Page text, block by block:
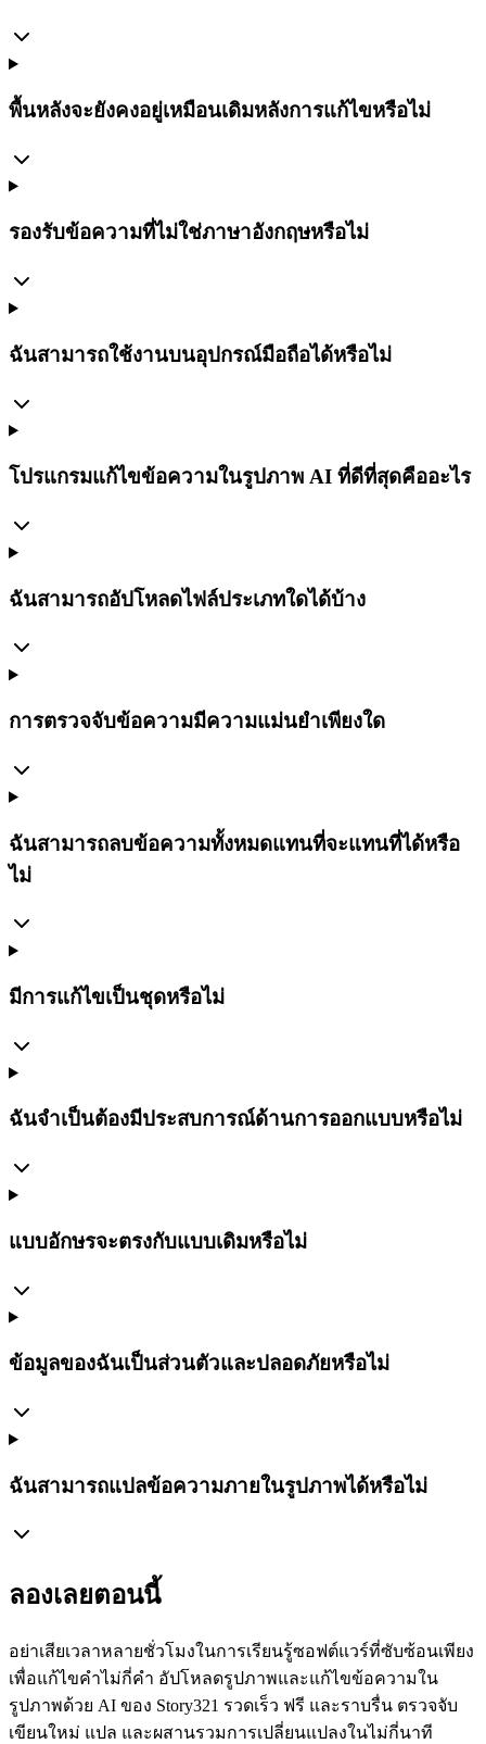
พื้นหลังจะยังคงอยู่เหมือนเดิมหลังการแก้ไขหรือไม่
รองรับข้อความที่ไม่ใช่ภาษาอังกฤษหรือไม่
ฉันสามารถใช้งานบนอุปกรณ์มือถือได้หรือไม่
โปรแกรมแก้ไขข้อความในรูปภาพ AI ที่ดีที่สุดคืออะไร
ฉันสามารถอัปโหลดไฟล์ประเภทใดได้บ้าง
การตรวจจับข้อความมีความแม่นยำเพียงใด
ฉันสามารถลบข้อความทั้งหมดแทนที่จะแทนที่ได้หรือ
ไม่
มีการแก้ไขเป็นชุดหรือไม่
ฉันจำเป็นต้องมีประสบการณ์ด้านการออกแบบหรือไม่
แบบอักษรจะตรงกับแบบเดิมหรือไม่
ข้อมูลของฉันเป็นส่วนตัวและปลอดภัยหรือไม่
ฉันสามารถแปลข้อความภายในรูปภาพได้หรือไม่
ลองเลยตอนนี้
อย่าเสียเวลาหลายชั่วโมงในการเรียนรู้ซอฟต์แวร์ที่ซับซ้อนเพียง
เพื่อแก้ไขคำไม่กี่คำ อัปโหลดรูปภาพและแก้ไขข้อความใน
รูปภาพด้วย AI ของ Story321 รวดเร็ว ฟรี และราบรื่น ตรวจจับ
เขียนใหม่ แปล และผสานรวมการเปลี่ยนแปลงในไม่กี่นาที